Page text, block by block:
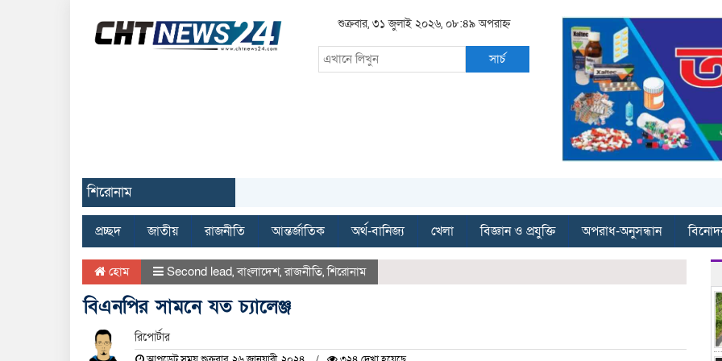
শুক্রবার, ৩১ জুলাই ২০২৬, ০৮:৪৯ অপরাহ্ন
সার্চ
শিরোনাম
প্রচ্ছদ জাতীয় রাজনীতি আন্তর্জাতিক অর্থ-বানিজ্য খেলা বিজ্ঞান ও প্রযুক্তি অপরাধ-অনুসন্ধান
হোম Second lead,বাংলাদেশ,রাজনীতি,শিরোনাম
বিএনপির সামনে যত চ্যালেঞ্জ
রিপোর্টার